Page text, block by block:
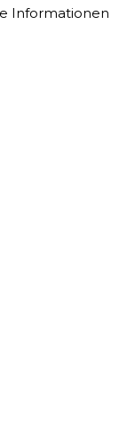
Informationen